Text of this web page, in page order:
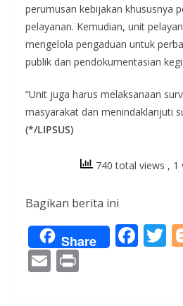
perumusan kebijakan khususnya
pelayanan. Kemudian, unit
mengelola pengaduan untuk
publik dan pendokumentasian
“Unit juga harus melaksanaan
masyarakat dan menindaklanjuti
(*/LIPSUS)
740 total views , 1
Bagikan berita ini
Share F T
E